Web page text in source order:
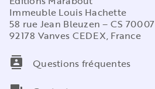
Immeuble Louis Hachette
58 rue Jean Bleuzen – CS 70007
92178 Vanves CEDEX, France
contacts
Questions fréquentes